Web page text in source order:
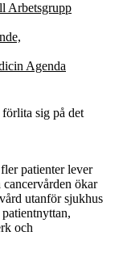
Arbetsgrupp
Agenda
sig på det
patienter lever
cancervården ökar
utanför sjukhus
och